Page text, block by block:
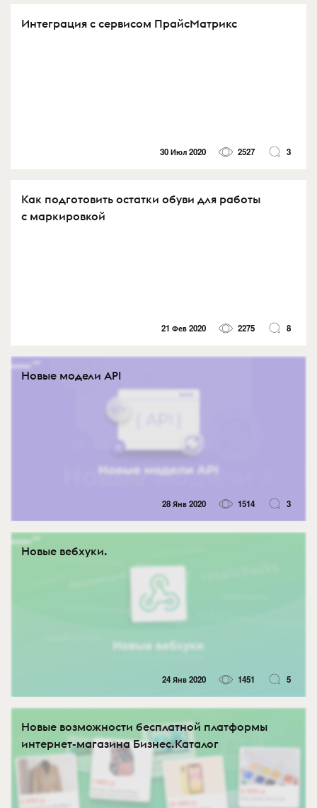
Интеграция с сервисом ПрайсМатрикс
30 Июл 2020 2527 3
Как подготовить остатки обуви для работы
с маркировкой
21 Фев 2020 2275 8
Новые модели API
28 Янв 2020 1514 3
Новые вебхуки.
24 Янв 2020 1451 5
Новые возможности бесплатной платформы
интернет-магазина Бизнес.Каталог